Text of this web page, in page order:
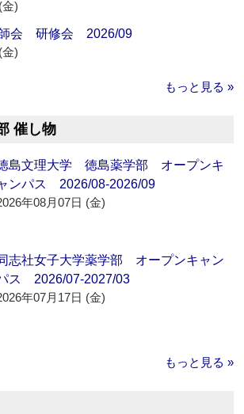
)
師会 研修会 2026/09
)
もっと見る »
催し物
島文理大学 徳島薬学部 オープンキ
ンパス 2026/08-2026/09
年08月07日 (金)
志社女子大学薬学部 オープンキャン
ス 2026/07-2027/03
年07月17日 (金)
もっと見る »